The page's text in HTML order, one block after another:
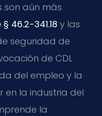
son aún más
46.2-341.18 y las
seguridad de
de CDL
del empleo y la
la industria del
la